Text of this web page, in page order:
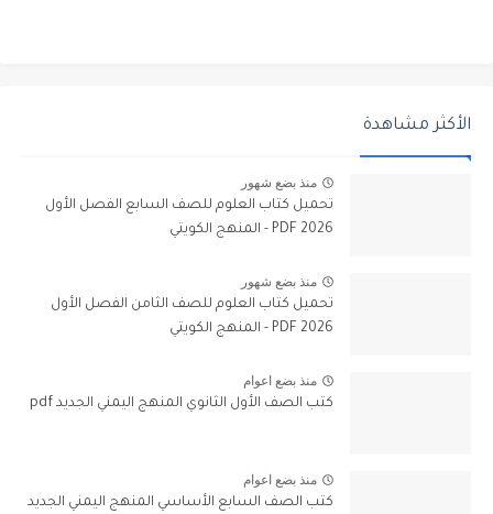
الأكثر مشاهدة
منذ بضع شهور
تحميل كتاب العلوم للصف السابع الفصل الأول
2026 PDF - المنهج الكويتي
منذ بضع شهور
تحميل كتاب العلوم للصف الثامن الفصل الأول
2026 PDF - المنهج الكويتي
منذ بضع اعوام
كتب الصف الأول الثانوي المنهج اليمني الجديد pdf
منذ بضع اعوام
كتب الصف السابع الأساسي المنهج اليمني الجديد